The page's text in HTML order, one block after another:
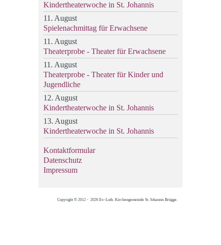
Kindertheaterwoche in St. Johannis
11. August
Spielenachmittag für Erwachsene
11. August
Theaterprobe - Theater für Erwachsene
11. August
Theaterprobe - Theater für Kinder und
Jugendliche
12. August
Kindertheaterwoche in St. Johannis
13. August
Kindertheaterwoche in St. Johannis
Kontaktformular
Datenschutz
Impressum
Copyright © 2012 - 2026 Ev.-Luth. Kirchengemeinde St. Johannis Brügge.